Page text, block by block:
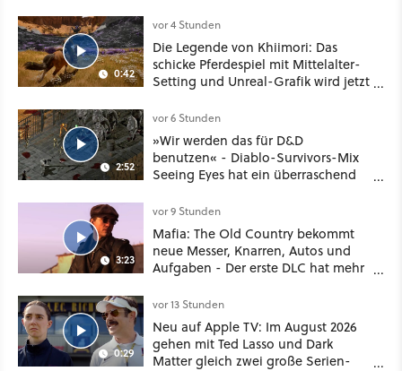
0:42
vor 4 Stunden
Die Legende von Khiimori: Das
schicke Pferdespiel mit Mittelalter-
Setting und Unreal-Grafik wird jetzt
2:52
vor 6 Stunden
»Wir werden das für D&D
benutzen« - Diablo-Survivors-Mix
Seeing Eyes hat ein überraschend
3:23
vor 9 Stunden
Mafia: The Old Country bekommt
neue Messer, Knarren, Autos und
Aufgaben - Der erste DLC hat mehr
0:29
vor 13 Stunden
Neu auf Apple TV: Im August 2026
gehen mit Ted Lasso und Dark
Matter gleich zwei große Serien-